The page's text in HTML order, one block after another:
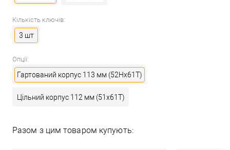
Кількість ключів:
3 шт
Опції:
Гартований корпус 113 мм (52Hx61T)
Цільний корпус 112 мм (51x61T)
Разом з цим товаром купують: